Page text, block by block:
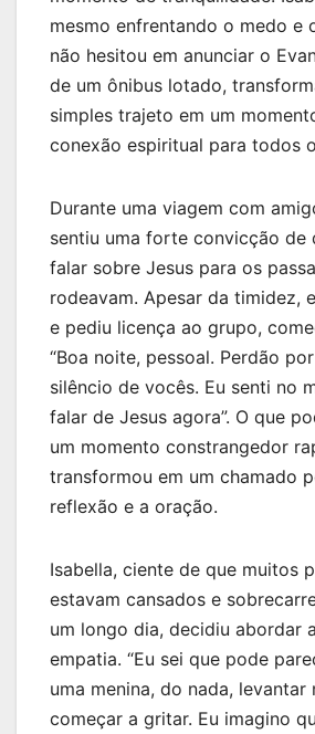
mesmo enfrentando o medo e
não hesitou em anunciar o
de um ônibus lotado,
simples trajeto em um
conexão espiritual para todos
Durante uma viagem com
sentiu uma forte convicção de
falar sobre Jesus para os
rodeavam. Apesar da timidez,
e pediu licença ao grupo,
“Boa noite, pessoal. Perdão
silêncio de vocês. Eu senti no
falar de Jesus agora”. O que
um momento constrangedor
transformou em um chamado
reflexão e a oração.
Isabella, ciente de que muitos
estavam cansados e
um longo dia, decidiu abordar
empatia. “Eu sei que pode
uma menina, do nada, levantar
começar a gritar. Eu imagino